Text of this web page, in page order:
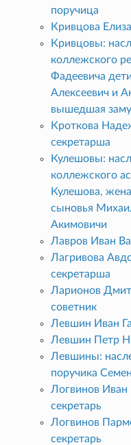
поручица
Кривцова
Кривцовы:
коллежского
Фадеевича
Алексеевич и
вышедшая
Кроткова
секретарша
Кулешовы:
коллежского
Кулешова,
сыновья
Акимовичи
Лавров Иван
Лагривова
секретарша
Ларионов
советник
Левшин Иван
Левшин Петр
Левшины:
поручика
Логвинов Иван
секретарь
Логвинов
секретарь